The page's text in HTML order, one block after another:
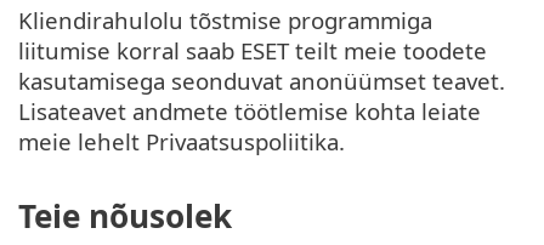
Kliendirahulolu tõstmise programmiga
liitumise korral saab ESET teilt meie toodete
kasutamisega seonduvat anonüümset teavet.
Lisateavet andmete töötlemise kohta leiate
meie lehelt Privaatsuspoliitika.
Teie nõusolek